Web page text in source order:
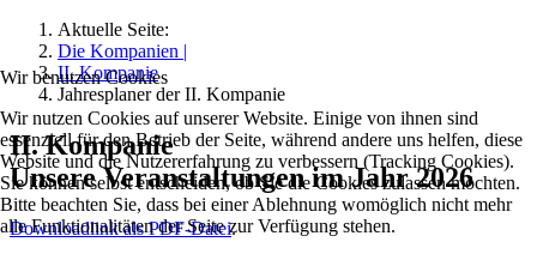
Aktuelle Seite:
Die Kompanien |
II. Kompanie
Jahresplaner der II. Kompanie
II. Kompanie
Unsere Veranstaltungen im Jahr 2026
Downloadlink als PDF-Datei.
Wir benutzen Cookies
Wir nutzen Cookies auf unserer Website. Einige von ihnen sind
essenziell für den Betrieb der Seite, während andere uns helfen, diese
Website und die Nutzererfahrung zu verbessern (Tracking Cookies).
Sie können selbst entscheiden, ob Sie die Cookies zulassen möchten.
Bitte beachten Sie, dass bei einer Ablehnung womöglich nicht mehr
alle Funktionalitäten der Seite zur Verfügung stehen.